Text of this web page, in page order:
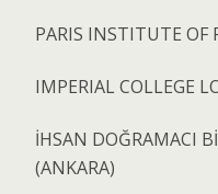
PARIS INSTITUTE OF
IMPERIAL COLLEGE
İHSAN DOĞRAMACI
(ANKARA)